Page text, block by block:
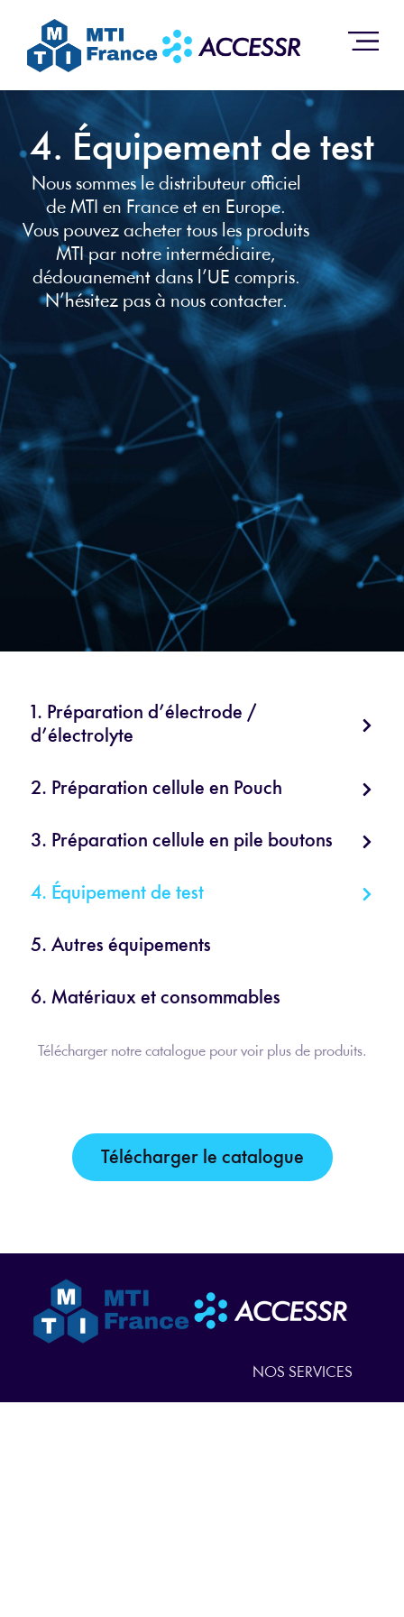
4. Équipement de test
Nous sommes le distributeur officiel
de MTI en France et en Europe.
Vous pouvez acheter tous les produits
MTI par notre intermédiaire,
dédouanement dans l’UE compris.
N’hésitez pas à nous contacter.
1. Préparation d’électrode /
d’électrolyte
2. Préparation cellule en Pouch
3. Préparation cellule en pile boutons
4. Équipement de test
5. Autres équipements
6. Matériaux et consommables
Télécharger notre catalogue pour voir plus de produits.
Télécharger le catalogue
NOS SERVICES